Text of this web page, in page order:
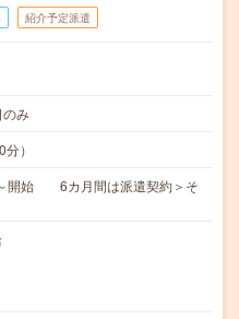
紹介予定派遣
のみ
）
開始 6カ月間は派遣契約＞そ